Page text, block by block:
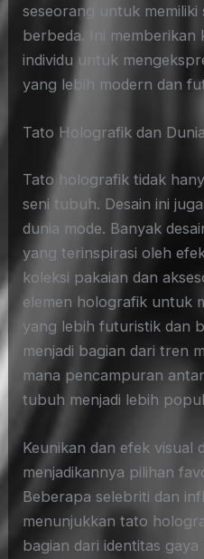
seseorang untuk
berbeda. Ini memberikan
individu untuk
yang lebih modern dan
Tato Holografik dan
Tato holografik tidak
seni tubuh. Desain ini
dunia mode. Banyak
yang terinspirasi oleh
koleksi pakaian dan
elemen holografik untuk
yang lebih futuristik dan
menjadi bagian dari tren
mana pencampuran
tubuh menjadi lebih
Keunikan dan efek visual
menjadikannya pilihan
Beberapa selebriti dan
menunjukkan tato
bagian dari identitas gaya